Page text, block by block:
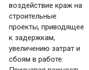
воздействие краж на
строительные
проекты, приводящее
к задержкам,
увеличению затрат и
сбоям в работе.